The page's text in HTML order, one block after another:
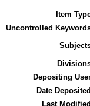
Item
Uncontrolled
Depositing
Date
Last